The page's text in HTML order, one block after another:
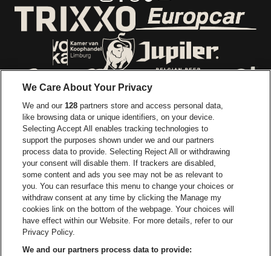
Ga naar de website van Trixxo
Ga naar de website van Voka Limburg
Ga naar de website van Coca-Cola
Ga naar de website van
Ga naar de
Ga naar de website van Champagne
Ga naar de website
Ga naar de website van Het
Ga naar de
Ga naar de website van Holiday
Ga naar de
Trixxo Arena is een deel vanbe•at
Trixxo Arena
Gouverneur Verwilghensingel 70, 3500 Hasselt
We Care About Your Privacy
We and our128 partners store and access personal data,
like browsing data or unique identifiers, on your device.
Selecting Accept All enables tracking technologies to
support the purposes shown under we and our partners
process data to provide. Selecting Reject All or withdrawing
your consent will disable them. If trackers are disabled,
some content and ads you see may not be as relevant to
you. You can resurface this menu to change your choices or
withdraw consent at any time by clicking the Manage my
cookies link on the bottom of the webpage. Your choices will
have effect within our Website. For more details, refer to our
Privacy Policy.
We and our partners process data to provide: